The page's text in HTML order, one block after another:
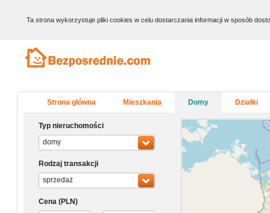
Ta strona wykorzystuje pliki cookies w celu dostarczania informacji w sposób
Strona główna Mieszkania Domy Działki
Typ nieruchomości
domy
Rodzaj transakcji
sprzedaż
Cena (PLN)